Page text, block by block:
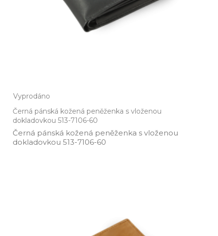
Vyprodáno
Černá pánská kožená peněženka s vloženou
dokladovkou 513-7106-60
Černá pánská kožená peněženka s vloženou
dokladovkou 513­-7106­-60